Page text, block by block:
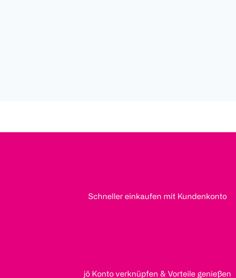
Schneller einkaufen mit Kundenkonto
jö Konto verknüpfen & Vorteile genießen